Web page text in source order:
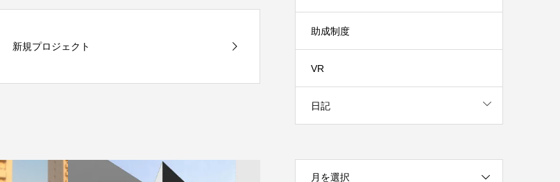
新規プロジェクト
助成制度
VR
日記
月を選択